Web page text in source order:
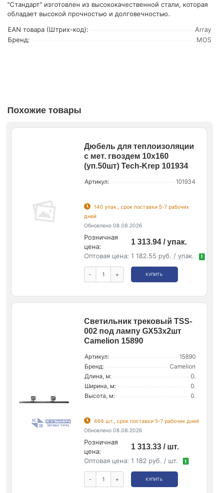
"Стандарт" изготовлен из высококачественной стали, которая
обладает высокой прочностью и долговечностью.
EAN товара (Штрих-код):
Array
Бренд:
MOS
Похожие товары
Дюбель для теплоизоляции
с мет. гвоздем 10х160
(уп.50шт) Tech-Krep 101934
Артикул: 101934
140 упак., срок поставки 5-7 рабочих
дней
Обновлено 08.08.2026
Розничная
цена:
1 313.94 / упак.
Оптовая цена: 1 182.55 руб. / упак. !
- + КУПИТЬ
Светильник трековый TSS-
002 под лампу GX53х2шт
Camelion 15890
Артикул:
15890
Бренд:
Camelion
Длина, м:
0.
Ширина, м:
0.
Высота, м:
0.
466 шт., срок поставки 5-7 рабочих дней
Обновлено 08.08.2026
Розничная
цена:
1 313.33 / шт.
Оптовая цена: 1 182 руб. / шт. !
- + КУПИТЬ